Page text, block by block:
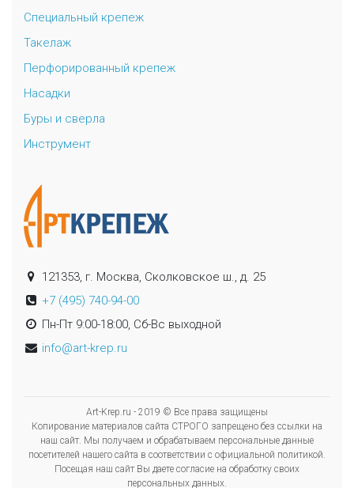
121353, г. Москва, Сколковское ш., д. 25
+7 (495) 740-94-00
Пн-Пт 9:00-18:00, Сб-Вс выходной
info@art-krep.ru
Специальный крепеж
Такелаж
Перфорированный крепеж
Насадки
Буры и сверла
Инструмент
Art-Krep.ru - 2019 © Все права защищены
Копирование материалов сайта СТРОГО запрещено без ссылки на
наш сайт. Мы получаем и обрабатываем персональные данные
посетителей нашего сайта в соответствии с официальной политикой.
Посещая наш сайт Вы даете согласие на обработку своих
персональных данных.